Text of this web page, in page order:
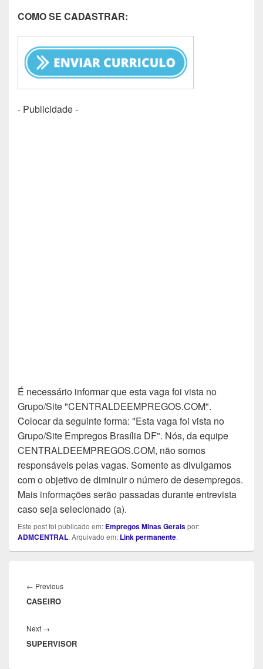
COMO SE CADASTRAR:
- Publicidade -
É necessário informar que esta vaga foi vista no
Grupo/Site "CENTRALDEEMPREGOS.COM".
Colocar da seguinte forma: "Esta vaga foi vista no
Grupo/Site Empregos Brasília DF". Nós, da equipe
CENTRALDEEMPREGOS.COM, não somos
responsáveis pelas vagas. Somente as divulgamos
com o objetivo de diminuir o número de desempregos.
Mais informações serão passadas durante entrevista
caso seja selecionado (a).
Este post foi publicado em: Empregos Minas Geraispor:
ADMCENTRAL. Arquivado em: Link permanente.
de
Post
← PreviousPrevious
CASEIRO
Next →
post:
SUPERVISOR